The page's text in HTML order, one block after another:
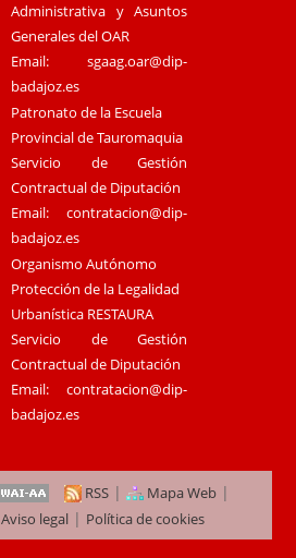
Administrativa y Asuntos
Generales del OAR
Email:sgaag.oar@dip-
badajoz.es
Patronato de la Escuela
Provincial de Tauromaquia
Servicio de Gestión
Contractual de Diputación
Email:contratacion@dip-
badajoz.es
Organismo Autónomo
Protección de la Legalidad
Urbanística RESTAURA
Servicio de Gestión
Contractual de Diputación
Email:contratacion@dip-
badajoz.es
RSS | Mapa Web |
Aviso legal| Política de cookies